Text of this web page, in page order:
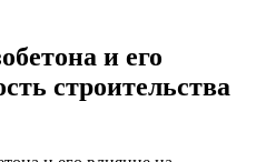
и его
строительства